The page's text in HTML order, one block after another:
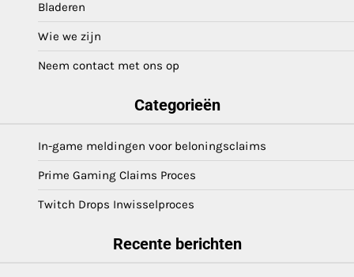
Bladeren
Wie we zijn
Neem contact met ons op
Categorieën
In-game meldingen voor beloningsclaims
Prime Gaming Claims Proces
Twitch Drops Inwisselproces
Recente berichten